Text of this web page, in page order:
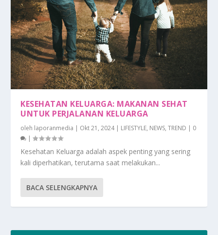
KESEHATAN KELUARGA: MAKANAN SEHAT
UNTUK PERJALANAN KELUARGA
oleh laporanmedia | Okt 21, 2024| LIFESTYLE, NEWS,TREND | 0
|
Kesehatan Keluarga adalah aspek penting yang sering
kali diperhatikan, terutama saat melakukan...
BACA SELENGKAPNYA